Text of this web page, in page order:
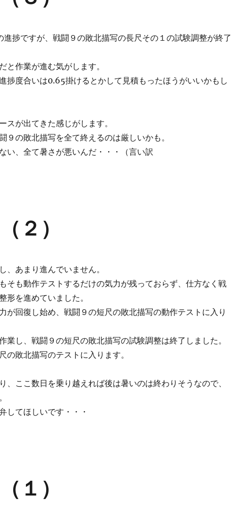
進捗ですが、戦闘９の敗北描写の長尺その１の試験調整が終了
と作業が進む気がします。
捗度合いは0.65掛けるとかして見積もったほうがいいかもし
スが出てきた感じがします。
９の敗北描写を全て終えるのは厳しいかも。
い、全て暑さが悪いんだ・・・（言い訳
２）
、あまり進んでいません。
そも動作テストするだけの気力が残っておらず、仕方なく戦
形を進めていました。
が回復し始め、戦闘９の短尺の敗北描写の動作テストに入り
業し、戦闘９の短尺の敗北描写の試験調整は終了しました。
の敗北描写のテストに入ります。
、ここ数日を乗り越えれば後は暑いのは終わりそうなので、
してほしいです・・・
１）